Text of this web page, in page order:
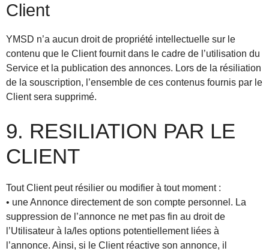
Client
YMSD n’a aucun droit de propriété intellectuelle sur le
contenu que le Client fournit dans le cadre de l’utilisation du
Service et la publication des annonces. Lors de la résiliation
de la souscription, l’ensemble de ces contenus fournis par le
Client sera supprimé.
9. RESILIATION PAR LE
CLIENT
Tout Client peut résilier ou modifier à tout moment :
• une Annonce directement de son compte personnel. La
suppression de l’annonce ne met pas fin au droit de
l’Utilisateur à la/les options potentiellement liées à
l’annonce. Ainsi, si le Client réactive son annonce, il